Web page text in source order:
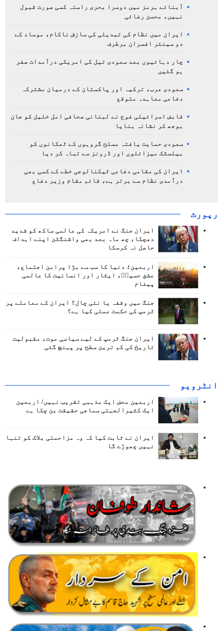
آبنائے ہرمز میں دوسرا بحری راستہ کسی صورت قبول
نہیں، محسن رضائی
ایران میں نظام کی تبدیلی کی سازش ناکام، موساد کے
دو سینئر افسران برطرف
چار دہائیوں بعد سعودی تیل کی امریکی درآمدات صفر
ہو گئیں
سعودی عرب، ترکیہ اور پاکستان کے درمیان مشترکہ
دفاعی معاہدہ متوقع
قابض اسرائیلی فوج نے لبنانی صحافی امل خلیل کو جان
بوجھ کر نشانہ بنایا
سعودی حمایت یافتہ مسلح گروہوں کے ٹھکانوں کو
بیلسٹک میزائلوں اور ڈرونز سے تباہ کر دیا
ایران کی مقامی دفاعی ٹیکنالوجی خطے کے کسی بھی
درآمدی نظام سے برتر ہے، قائم مقام وزیر دفاع
رپورٹ
ایران جنگ نے امریکہ کی عالمی ساکھ کو شدید
دھچکا، چھ ماہ بعد بھی واشنگٹن اپنے اہداف
حاصل نہ کرسکا
اربعین؛ دنیا کا سب سے بڑا پرامن اجتماع،
عشق حسینؑ، ایثار اور انسانیت کا عالمی
پیغام
جنگ میں وقفہ یا نئی چال؟ ایران کے معاملے پر
ٹرمپ کی حکمت عملی کیا ہے؟
ایران جنگ ٹرمپ کے لیے سیاسی موت، مقبولیت
تاریخ کی کم ترین سطح پر پہنچ گئی
انٹرويو
اربعین محض ایک مذہبی تقریب نہیں/ اربعین
ایک کثیرالجہتی سماجی حقیقت بن چکا ہے
ایران نے ثابت کیا کہ وہ مزاحمتی بلاک کو تنہا
نہیں چھوڑے گا